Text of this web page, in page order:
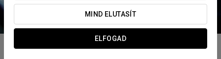
MIND ELUTASÍT
ELFOGAD